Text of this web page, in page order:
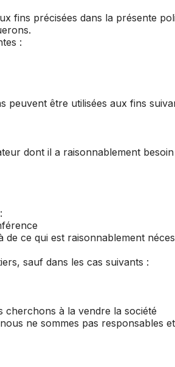
fins précisées dans la présente
:
peuvent être utilisées aux fins
dont il a raisonnablement
ce qui est raisonnablement
sauf dans les cas suivants :
cherchons à la vendre la société
ne sommes pas responsables